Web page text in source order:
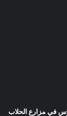
في مزارع الحلاب